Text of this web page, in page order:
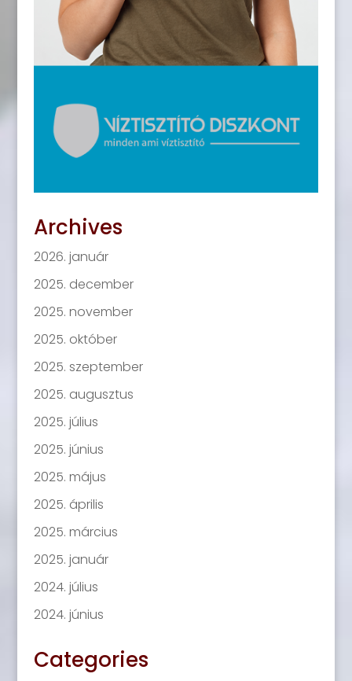
Archives
2026. január
2025. december
2025. november
2025. október
2025. szeptember
2025. augusztus
2025. július
2025. június
2025. május
2025. április
2025. március
2025. január
2024. július
2024. június
Categories